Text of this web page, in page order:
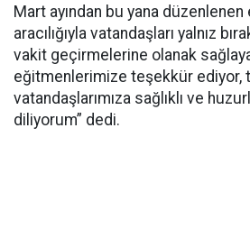
Mart ayından bu yana
aracılığıyla vatandaşları yalnız
vakit geçirmelerine olanak
eğitmenlerimize teşekkür ediyor,
vatandaşlarımıza sağlıklı ve
diliyorum” dedi.